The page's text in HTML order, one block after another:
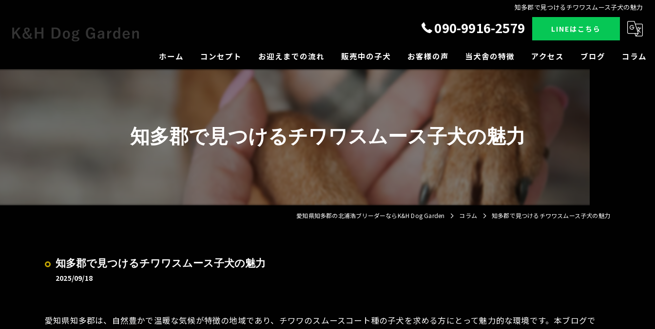
知多郡で見つけるチワワスムース子犬の魅力
090-9916-2579 LINEはこちら
ホーム コンセプト
犬舎の紹介
お迎えまでの流れ 販売中の子犬 お客様の声 当犬舎の特徴
小型犬
中型犬
大型犬
アクセス ブログ コラム
知多郡で見つけるチワワスムース子犬の魅力
愛知県知多郡の北浦浩ブリーダーならK&H Dog Garden コラム 知多郡で見つけるチワワスムース子犬の魅力
知多郡で見つけるチワワスムース子犬の魅力
2025/09/18
愛知県知多郡は、自然豊かで温暖な気候が特徴の地域であり、チワワのスムースコート種の子犬を求める方にとって魅力的な環境です。本ブログで